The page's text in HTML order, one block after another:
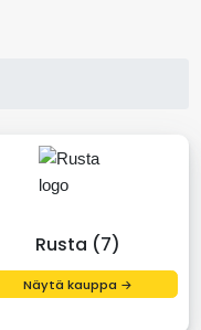
Rusta (7)
Näytä kauppa →